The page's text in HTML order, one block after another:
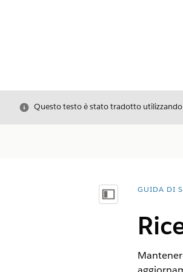
Chiudi
Questo testo è stato tradotto
Mostra sommario
Ti trovi
GUIDA DI